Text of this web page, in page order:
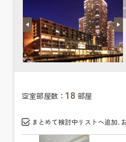
空室部屋数：18 部屋
まとめて検討中リストへ追加､